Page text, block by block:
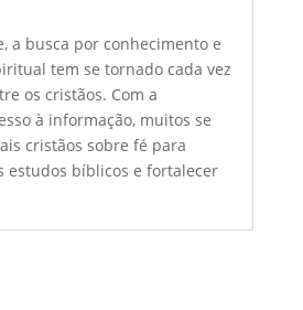
a busca por conhecimento e
tem se tornado cada vez
os cristãos. Com a
à informação, muitos se
cristãos sobre fé para
estudos bíblicos e fortalecer